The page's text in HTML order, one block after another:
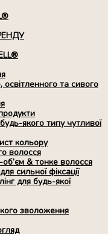
освітленного та сивого
якого типу чутливої
кольору
волосся
& тонке волосся
сильної фіксації
для будь-якої
зволоження